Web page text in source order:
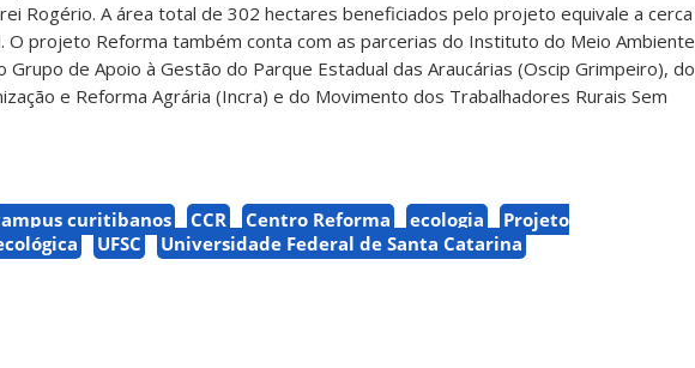
Rogério. A área total de 302 hectares beneficiados pelo projeto equivale a cerca
O projeto Reforma também conta com as parcerias do Instituto do Meio Ambiente
Grupo de Apoio à Gestão do Parque Estadual das Araucárias (Oscip Grimpeiro), do
e Reforma Agrária (Incra) e do Movimento dos Trabalhadores Rurais Sem
curitibanos CCR Centro Reforma ecologia
Projeto
UFSC Universidade Federal de Santa Catarina